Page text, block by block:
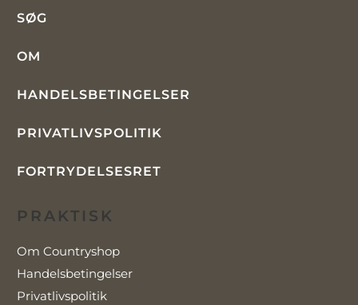
SØG
OM
HANDELSBETINGELSER
PRIVATLIVSPOLITIK
FORTRYDELSESRET
PRAKTISK
Om Countryshop
Handelsbetingelser
Privatlivspolitik